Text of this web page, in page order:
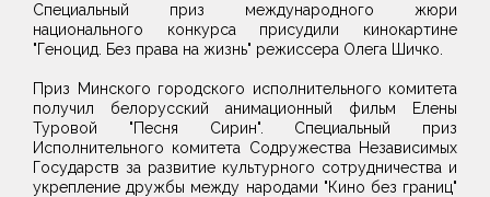
Специальный приз международного жюри
национального конкурса присудили кинокартине
"Геноцид. Без права на жизнь" режиссера Олега Шичко.
Приз Минского городского исполнительного комитета
получил белорусский анимационный фильм Елены
Туровой "Песня Сирин". Специальный приз
Исполнительного комитета Содружества Независимых
Государств за развитие культурного сотрудничества и
укрепление дружбы между народами "Кино без границ"